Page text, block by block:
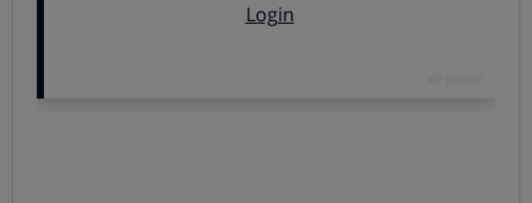
cerveza con limón, etc.). las legumbres verdes, frescas